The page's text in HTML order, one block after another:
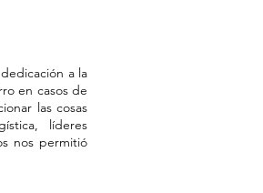
a la
en casos de
las cosas
líderes
nos permitió